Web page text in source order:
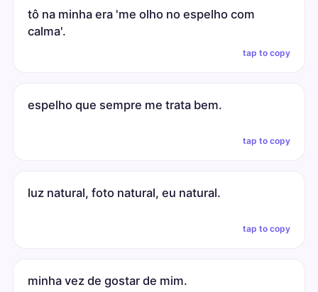
tô na minha era 'me olho no espelho com
calma'.
tap to copy
espelho que sempre me trata bem.
tap to copy
luz natural, foto natural, eu natural.
tap to copy
minha vez de gostar de mim.